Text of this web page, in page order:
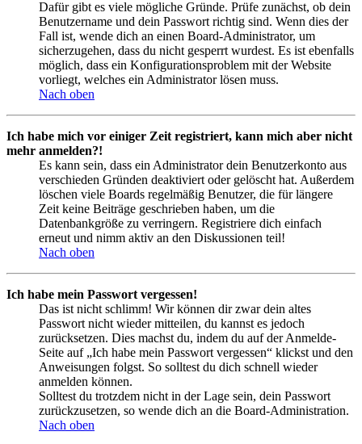
Dafür gibt es viele mögliche Gründe. Prüfe zunächst, ob dein
Benutzername und dein Passwort richtig sind. Wenn dies der
Fall ist, wende dich an einen Board-Administrator, um
sicherzugehen, dass du nicht gesperrt wurdest. Es ist ebenfalls
möglich, dass ein Konfigurationsproblem mit der Website
vorliegt, welches ein Administrator lösen muss.
Nach oben
Ich habe mich vor einiger Zeit registriert, kann mich aber nicht
mehr anmelden?!
Es kann sein, dass ein Administrator dein Benutzerkonto aus
verschieden Gründen deaktiviert oder gelöscht hat. Außerdem
löschen viele Boards regelmäßig Benutzer, die für längere
Zeit keine Beiträge geschrieben haben, um die
Datenbankgröße zu verringern. Registriere dich einfach
erneut und nimm aktiv an den Diskussionen teil!
Nach oben
Ich habe mein Passwort vergessen!
Das ist nicht schlimm! Wir können dir zwar dein altes
Passwort nicht wieder mitteilen, du kannst es jedoch
zurücksetzen. Dies machst du, indem du auf der Anmelde-
Seite auf „Ich habe mein Passwort vergessen“ klickst und den
Anweisungen folgst. So solltest du dich schnell wieder
anmelden können.
Solltest du trotzdem nicht in der Lage sein, dein Passwort
zurückzusetzen, so wende dich an die Board-Administration.
Nach oben